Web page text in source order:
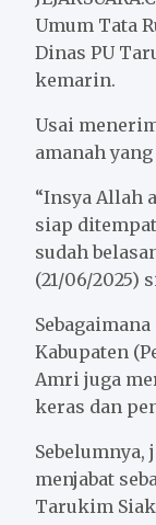
b
o
o
t
e
r
l
Umum Tata
Dinas PU
kemarin.
Usai
amanah
“Insya Allah
siap
sudah
(21/06/2025)
Kabupaten
Amri juga
keras dan
Sebelumnya,
menjabat
Tarukim Siak